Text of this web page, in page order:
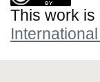
This work is